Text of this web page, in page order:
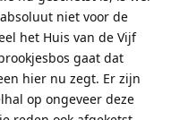
niet voor de
het Huis van de Vijf
gaat dat
hier nu zegt. Er zijn
op ongeveer deze